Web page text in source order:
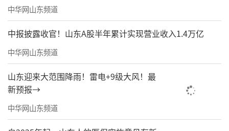
中华网山东频道
中报披露收官！山东A股半年累计实现营业收入1.4万亿
中华网山东频道
山东迎来大范围降雨！雷电+9级大风！最
新预报→
中华网山东频道